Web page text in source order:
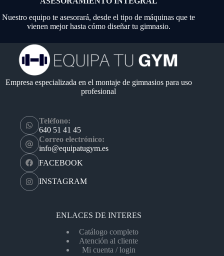
Nuestro equipo te asesorará, desde el tipo de máquinas que te
vienen mejor hasta cómo diseñar tu gimnasio.
Empresa especializada en el montaje de gimnasios para uso
profesional
Teléfono:
640 51 41 45
Correo electrónico:
info@equipatugym.es
FACEBOOK
INSTAGRAM
ENLACES DE INTERES
Catálogo completo
Atención al cliente
Mi cuenta / login